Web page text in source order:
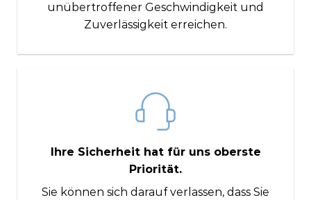
unübertroffener Geschwindigkeit und
Zuverlässigkeit erreichen.
Ihre Sicherheit hat für uns oberste
Priorität.
Sie können sich darauf verlassen, dass Sie